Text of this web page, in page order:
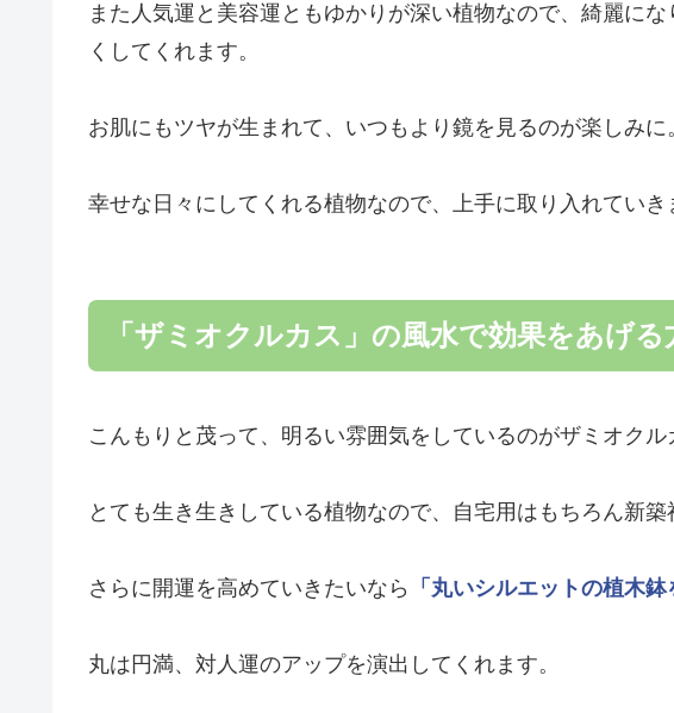
また人気運と美容運ともゆかりが深い植物なので、綺麗に
くしてくれます。
お肌にもツヤが生まれて、いつもより鏡を見るのが楽しみに
幸せな日々にしてくれる植物なので、上手に取り入れていき
「ザミオクルカス」の風水で効果をあげる
こんもりと茂って、明るい雰囲気をしているのがザミオクル
とても生き生きしている植物なので、自宅用はもちろん新築
さらに開運を高めていきたいなら 「丸いシルエットの植木鉢
丸は円満、対人運のアップを演出してくれます。